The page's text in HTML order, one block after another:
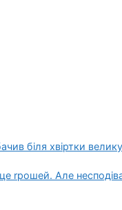
біля хвіртки велику
rрошей. Але